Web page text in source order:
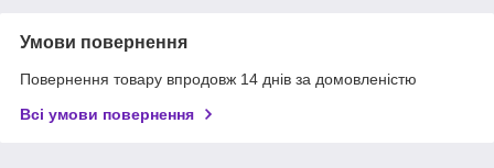
Умови повернення
Повернення товару впродовж 14 днів за домовленістю
Всі умови повернення